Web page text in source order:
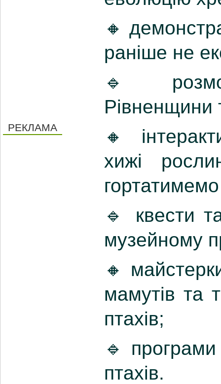
РЕКЛАМА
🔸
раніше не
🔹
Рівненщини
🔸
хижі
🔹 квести
музейному
🔸
мамутів та
птахів;
🔹
птахів.